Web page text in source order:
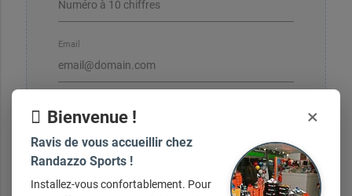
Email
Votre message
Bienvenue ! ×
Ravis de vous accueillir chez
Randazzo Sports !
Installez-vous confortablement. Pour